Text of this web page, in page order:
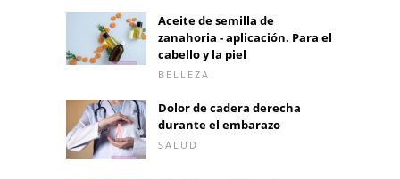
Aceite de semilla de
zanahoria - aplicación. Para el
cabello y la piel
BELLEZA
Dolor de cadera derecha
durante el embarazo
SALUD